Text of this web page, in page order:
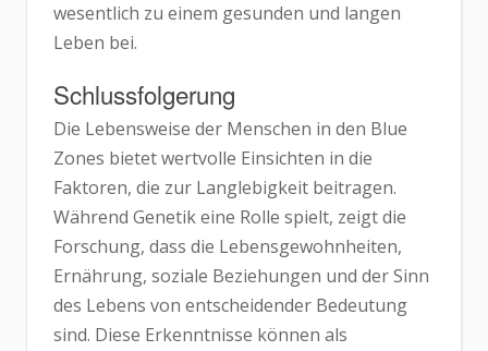
wesentlich zu einem gesunden und langen
Leben bei.
Schlussfolgerung
Die Lebensweise der Menschen in den Blue
Zones bietet wertvolle Einsichten in die
Faktoren, die zur Langlebigkeit beitragen.
Während Genetik eine Rolle spielt, zeigt die
Forschung, dass die Lebensgewohnheiten,
Ernährung, soziale Beziehungen und der Sinn
des Lebens von entscheidender Bedeutung
sind. Diese Erkenntnisse können als